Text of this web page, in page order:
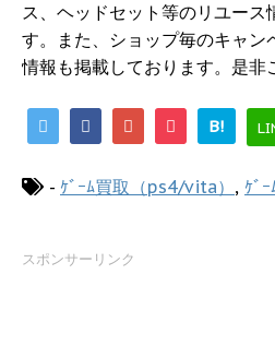
ス、ヘッドセット等のリユース
す。また、ショップ毎のキャン
情報も掲載しております。是非
B!
- ｹﾞｰﾑ買取（ps4/vita） , ｹﾞ
スポンサーリンク